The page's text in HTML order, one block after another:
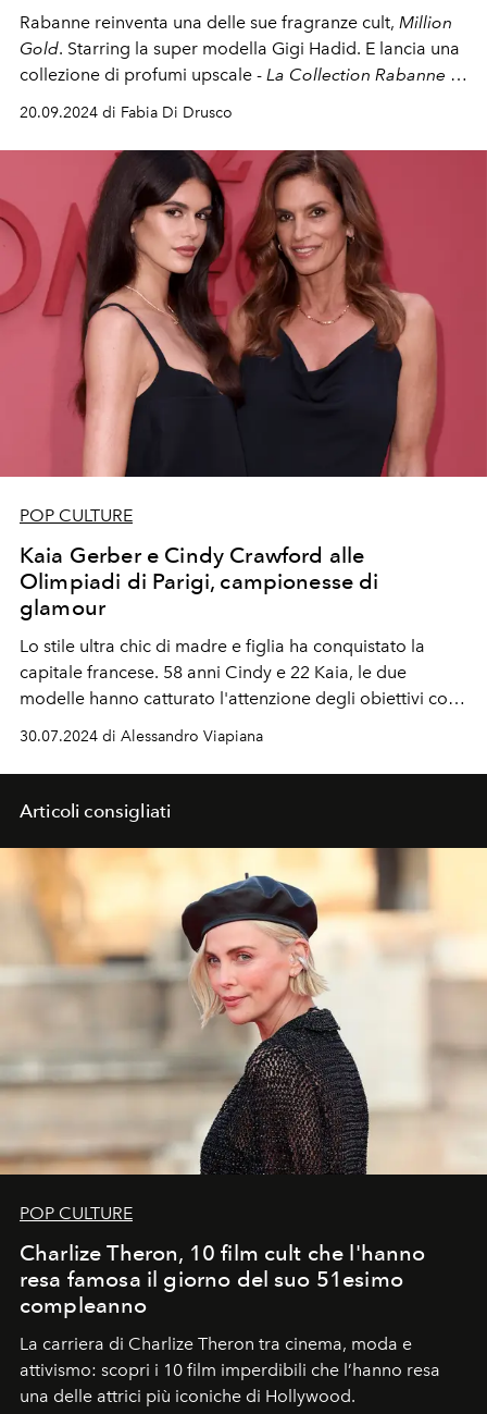
Rabanne reinventa una delle sue fragranze cult, Million
Gold. Starring la super modella Gigi Hadid. E lancia una
collezione di profumi upscale - La Collection Rabanne -
che riflettono la legacy del fondatore e la new vibe del
20.09.2024 di Fabia Di Drusco
POP CULTURE
Kaia Gerber e Cindy Crawford alle
Olimpiadi di Parigi, campionesse di
glamour
Lo stile ultra chic di madre e figlia ha conquistato la
capitale francese. 58 anni Cindy e 22 Kaia, le due
modelle hanno catturato l'attenzione degli obiettivi con i
loro look, mostrando come stile e classe possano essere
trasmessi da una generazione all'altra.
30.07.2024 di Alessandro Viapiana
Articoli consigliati
POP CULTURE
Charlize Theron, 10 film cult che l'hanno
resa famosa il giorno del suo 51esimo
compleanno
La carriera di Charlize Theron tra cinema, moda e
attivismo: scopri i 10 film imperdibili che l’hanno resa
una delle attrici più iconiche di Hollywood.